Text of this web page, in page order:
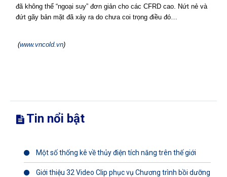
đã không thể “ngoại suy” đơn giản cho các CFRD cao. Nứt nẻ và
đứt gãy bản mặt đã xảy ra do chưa coi trọng điều đó…
(www.vncold.vn)
Tin nổi bật
Một số thống kê về thủy điện tích năng trên thế giới
Giới thiệu 32 Video Clip phục vụ Chương trình bồi dưỡng